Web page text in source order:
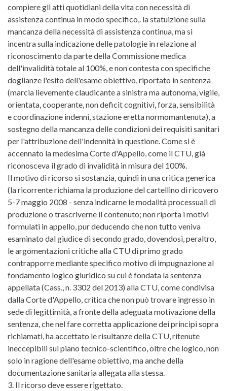
compiere gli atti quotidiani della vita con necessità di
assistenza continua in modo specifico,. la statuizione sulla
mancanza della necessità di assistenza continua, ma si
incentra sulla indicazione delle patologie in relazione al
riconoscimento da parte della Commissione medica
dell'invalidità totale al 100%, e non contesta con specifiche
doglianze l'esito dell'esame obiettivo, riportato in sentenza
(marcia lievemente claudicante a sinistra ma autonoma, vigile,
orientata, cooperante, non deficit cognitivi, forza, sensibilità
e coordinazione indenni, stazione eretta normomantenuta), a
sostegno della mancanza delle condizioni dei requisiti sanitari
per l'attribuzione dell'indennità in questione. Come si è
accennato la medesima Corte d'Appello, come il CTU, già
riconosceva il grado di invalidità in misura del 100%.
Il motivo di ricorso si sostanzia, quindi in una critica generica
(la ricorrente richiama la produzione del cartellino di ricovero
5-7 maggio 2008 - senza indicarne le modalità processuali di
produzione o trascriverne il contenuto; non riporta i motivi
formulati in appello, pur deducendo che non tutto veniva
esaminato dal giudice di secondo grado, dovendosi, peraltro,
le argomentazioni critiche alla CTU di primo grado
contrapporre mediante specifico motivo di impugnazione al
fondamento logico giuridico su cui è fondata la sentenza
appellata (Cass., n. 3302 del 2013) alla CTU, come condivisa
dalla Corte d'Appello, critica che non può trovare ingresso in
sede di legittimità, a fronte della adeguata motivazione della
sentenza, che nel fare corretta applicazione dei principi sopra
richiamati, ha accettato le risultanze della CTU, ritenute
ineccepibili sul piano tecnico-scientifico, oltre che logico, non
solo in ragione dell'esame obiettivo, ma anche della
documentazione sanitaria allegata alla stessa.
3. Il ricorso deve essere rigettato.